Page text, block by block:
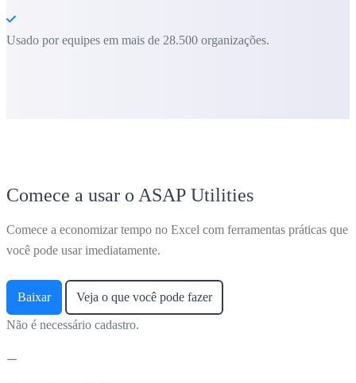
Usado por equipes em mais de 28.500 organizações.
Comece a usar o ASAP Utilities
Comece a economizar tempo no Excel com ferramentas práticas que
você pode usar imediatamente.
Baixar Veja o que você pode fazer
Não é necessário cadastro.